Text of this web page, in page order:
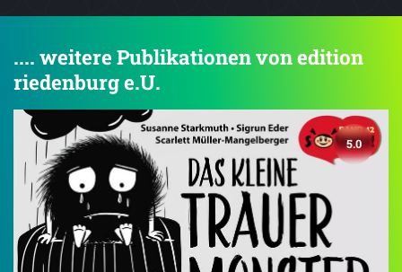
.... weitere Publikationen von edition
riedenburg e.U.
5.0